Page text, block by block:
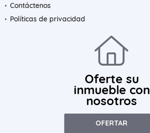
Contáctenos
Políticas de privacidad
Oferte su
inmueble con
nosotros
OFERTAR